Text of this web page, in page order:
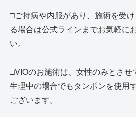
□ご持病や内服があり、施術を受
る場合は公式ラインまでお気軽に
い。
□VIOのお施術は、女性のみとさ
生理中の場合でもタンポンを使用
ございます。